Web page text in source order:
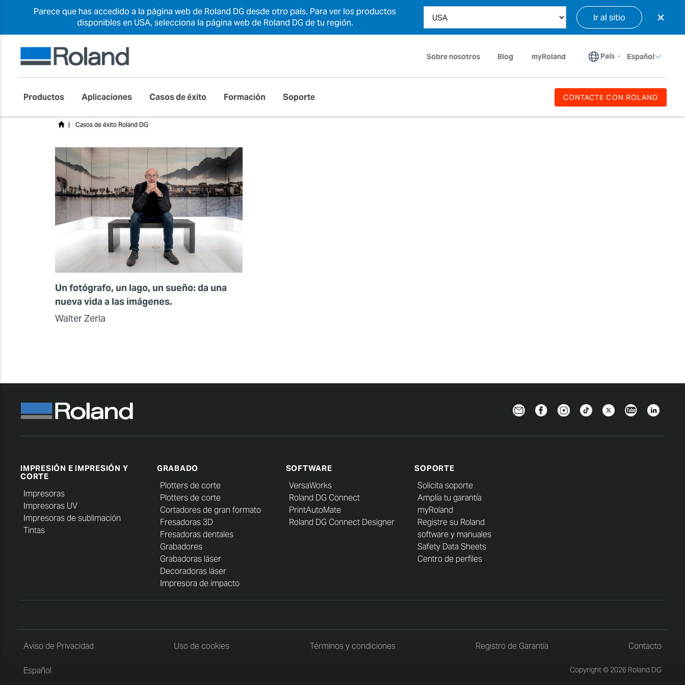
Parece que has accedido a la página web de Roland DG desde otro país. Para ver los productos
disponibles en USA, selecciona la página web de Roland DG de tu región.
Ir al sitio ×
Sobre nosotros Blog myRoland País - Español
Productos Aplicaciones Casos de éxito Formación Soporte CONTACTE CON ROLAND
Casos de éxito Roland DG
Un fotógrafo, un lago, un sueño: da una
nueva vida a las imágenes.
Walter Zerla
NewsletterFacebookInstagramTikTokTwitterYouTubeLinkedin
IMPRESIÓN E IMPRESIÓN Y
CORTE
Impresoras
Impresoras UV
Impresoras de sublimación
Tintas
GRABADO
Plotters de corte
Plotters de corte
Cortadores de gran formato
Fresadoras 3D
Fresadoras dentales
Grabadores
Grabadoras láser
Decoradoras láser
Impresora de impacto
SOFTWARE
VersaWorks
Roland DG Connect
PrintAutoMate
Roland DG Connect Designer
SOPORTE
Solicita soporte
Amplía tu garantía
myRoland
Registre su Roland
software y manuales
Safety Data Sheets
Centro de perfiles
Aviso de Privacidad Uso de cookies Términos y condiciones Registro de Garantía Contacto
Español Copyright © 2026 Roland DG